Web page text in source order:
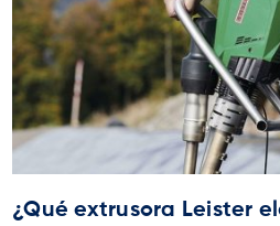
¿Qué extrusora Leister